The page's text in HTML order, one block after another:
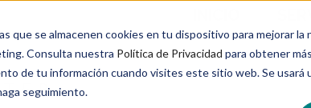
que se almacenen cookies en tu dispositivo para mejorar la
Consulta nuestra Política de Privacidad para obtener
de tu información cuando visites este sitio web. Se
seguimiento.